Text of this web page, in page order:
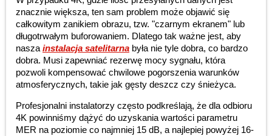
znacznie większa, ten sam problem może objawić się
całkowitym zanikiem obrazu, tzw. "czarnym ekranem" lub
długotrwałym buforowaniem. Dlatego tak ważne jest, aby
nasza instalacja satelitarna była nie tyle dobra, co bardzo
dobra. Musi zapewniać rezerwę mocy sygnału, która
pozwoli kompensować chwilowe pogorszenia warunków
atmosferycznych, takie jak gęsty deszcz czy śnieżyca.
Profesjonalni instalatorzy często podkreślają, że dla odbioru
4K powinniśmy dążyć do uzyskania wartości parametru
MER na poziomie co najmniej 15 dB, a najlepiej powyżej 16-